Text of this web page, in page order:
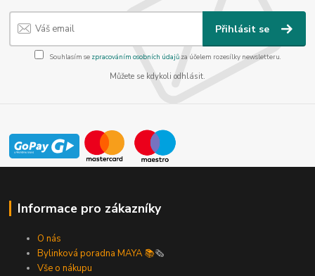
Přihlásit se
Souhlasím se zpracováním osobních údajůza účelem rozesílky newsletteru.
Můžete se kdykoli odhlásit.
Informace pro zákazníky
O nás
Bylinková poradna MAYA 📚🗞️
Vše o nákupu